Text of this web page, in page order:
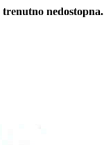
nedostopna.